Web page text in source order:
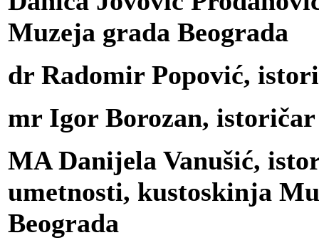
Muzeja grada Beograda
dr Radomir Popović,
mr Igor Borozan,
MA Danijela Vanušić,
umetnosti, kustoskinja
Beograda